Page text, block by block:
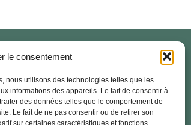
le consentement
nous utilisons des technologies telles que les
informations des appareils. Le fait de consentir à
des données telles que le comportement de
Le fait de ne pas consentir ou de retirer son
sur certaines caractéristiques et fonctions.
– Politique de confidentialité